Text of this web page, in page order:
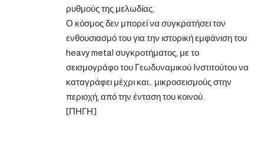
ρυθμούς της μελωδίας.
Ο κόσμος δεν μπορεί να συγκρατήσει τον
ενθουσιασμό του για την ιστορική εμφάνιση του
heavy metal συγκροτήματος, με το
σεισμογράφο του Γεωδυναμικού Ινστιτούτου να
καταγράφει μέχρι και… μικροσεισμούς στην
περιοχή, από την ένταση του κοινού.
[ΠΗΓΗ]